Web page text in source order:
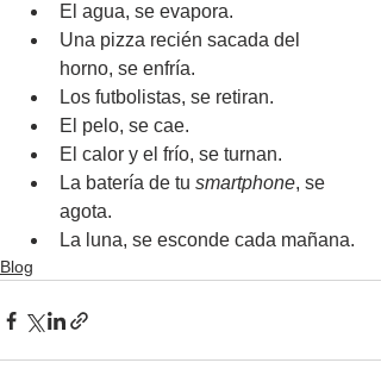
El agua, se evapora.
Una pizza recién sacada del
horno, se enfría.
Los futbolistas, se retiran.
El pelo, se cae.
El calor y el frío, se turnan.
La batería de tu smartphone, se
agota.
La luna, se esconde cada mañana.
Blog